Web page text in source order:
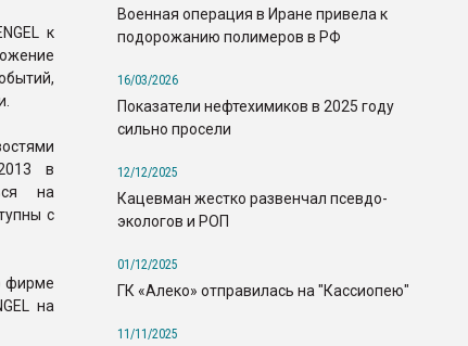
к
в
на
с
фирме
на
Военная операция в Иране привела к
подорожанию полимеров в РФ
16/03/2026
Показатели нефтехимиков в 2025 году
сильно просели
12/12/2025
Кацевман жестко развенчал псевдо-
экологов и РОП
01/12/2025
ГК «Алеко» отправилась на "Кассиопею"
11/11/2025